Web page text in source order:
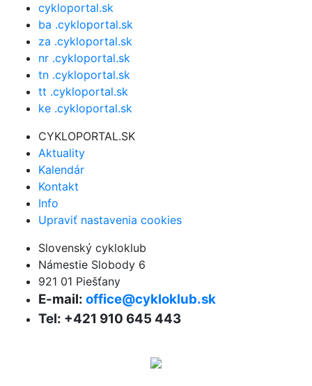
cykloportal.sk
ba .cykloportal.sk
za .cykloportal.sk
nr .cykloportal.sk
tn .cykloportal.sk
tt .cykloportal.sk
ke .cykloportal.sk
CYKLOPORTAL.SK
Aktuality
Kalendár
Kontakt
Info
Upraviť nastavenia cookies
Slovenský cykloklub
Námestie Slobody 6
921 01 Piešťany
E-mail: office@cykloklub.sk
Tel: +421 910 645 443